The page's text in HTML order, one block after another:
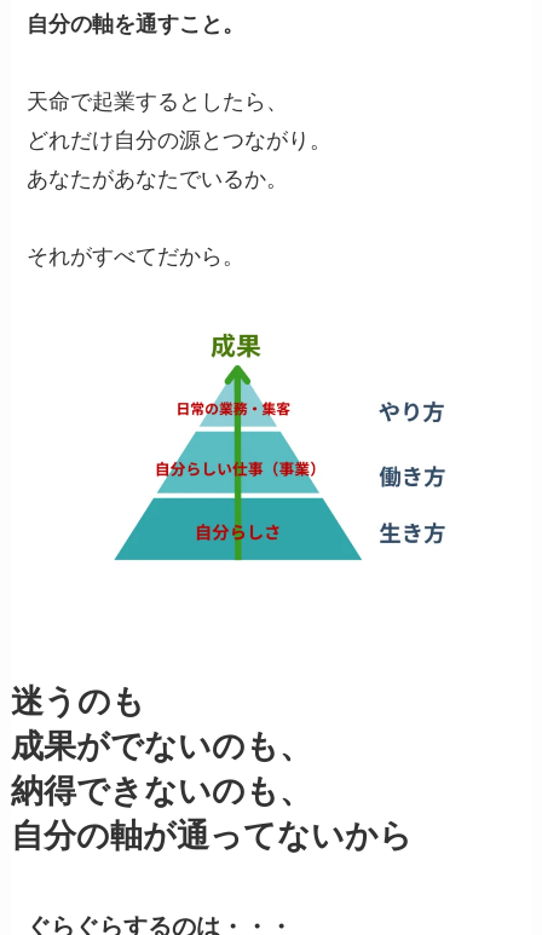
自分の軸を通すこと。
天命で起業するとしたら、
どれだけ自分の源とつながり。
あなたがあなたでいるか。
それがすべてだから。
迷うのも
成果がでないのも、
納得できないのも、
自分の軸が通ってないから
ぐらぐらするのは・・・